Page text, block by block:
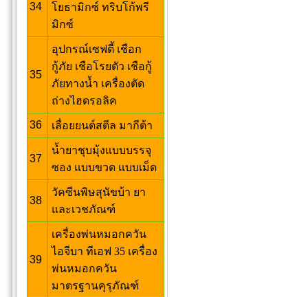
34
โยธามิกซ์ ทริบโก้พรี
มิกซ์
35
อุปกรณ์เซฟตี้ เชือก
กู้ภัย เชือโรยตัว เชือกู้
ภัยทางน้ำ เครื่องตัด
ถ่างไฮดรอลิค
36 เลื่อยยนต์สตีล มากีต้า
37
น้ำยาชุบมุ้งแบบบรรจุ
ซอง แบบขวด แบบเม็ด
38
วัคซีนพิษสุนัขบ้า ยา
และเวชภัณฑ์
39
เครื่องพ่นหมอกควัน
ไอจีบา ทีเอฟ 35 เครื่อง
พ่นหมอกควัน
มาตรฐานคุรุภัณฑ์